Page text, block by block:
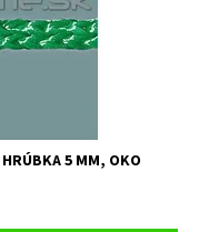
5 MM, OKO